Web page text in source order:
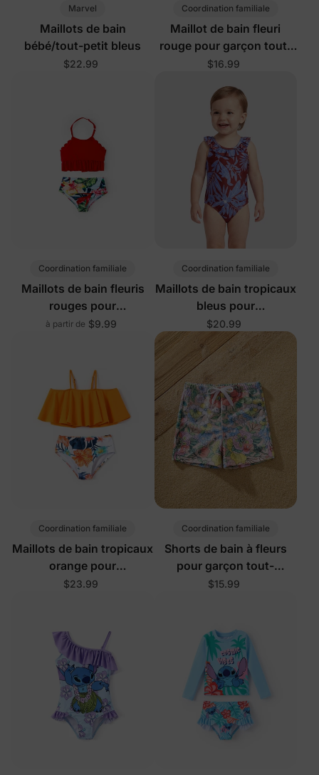
Marvel
Maillots de bain
bébé/tout-petit bleus
$22.99
Coordination familiale
Maillot de bain fleuri
rouge pour garçon tout-
petit/enfant
$16.99
Coordination familiale
Maillots de bain fleuris
rouges pour
fillettes/enfants
à partir de $9.99
Coordination familiale
Maillots de bain tropicaux
bleus pour
fillettes/enfants
$20.99
Coordination familiale
Maillots de bain tropicaux
orange pour
fillettes/enfants
$23.99
Coordination familiale
Shorts de bain à fleurs
pour garçon tout-
petit/enfant
$15.99